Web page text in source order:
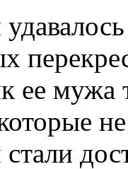
ее мужа
стали